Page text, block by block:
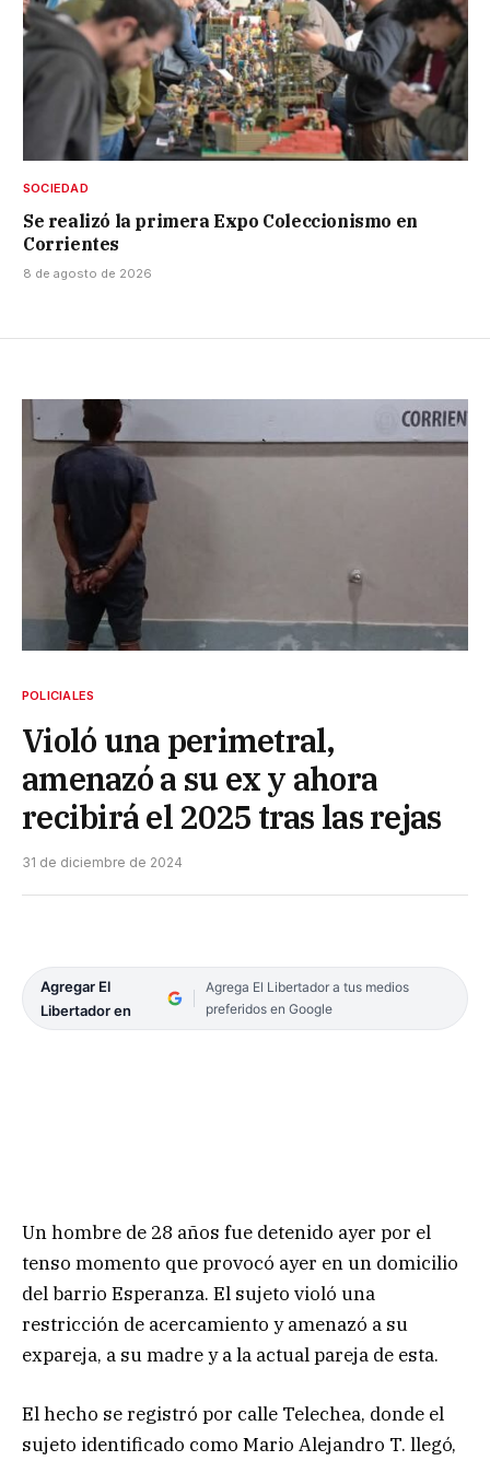
SOCIEDAD
Se realizó la primera Expo Coleccionismo en
Corrientes
8 de agosto de 2026
POLICIALES
Violó una perimetral,
amenazó a su ex y ahora
recibirá el 2025 tras las rejas
31 de diciembre de 2024
Agregar El
Libertador en
Agrega El Libertador a tus medios
preferidos en Google
Un hombre de 28 años fue detenido ayer por el
tenso momento que provocó ayer en un domicilio
del barrio Esperanza. El sujeto violó una
restricción de acercamiento y amenazó a su
expareja, a su madre y a la actual pareja de esta.
El hecho se registró por calle Telechea, donde el
sujeto identificado como Mario Alejandro T. llegó,